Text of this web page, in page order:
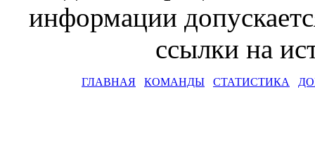
информации
ссылки на
ГЛАВНАЯ КОМАНДЫ СТАТИСТИКА